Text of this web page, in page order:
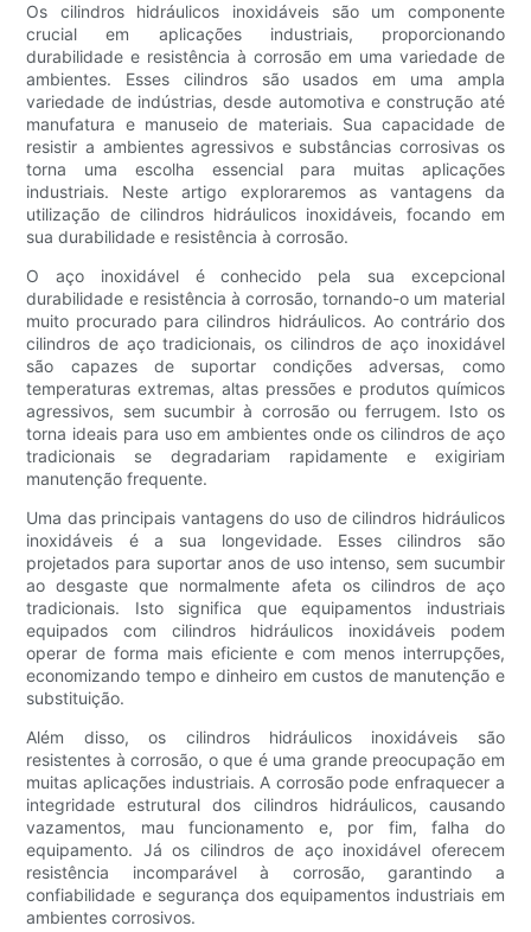
Os cilindros hidráulicos inoxidáveis ​​são um componente
crucial em aplicações industriais, proporcionando
durabilidade e resistência à corrosão em uma variedade de
ambientes. Esses cilindros são usados ​​em uma ampla
variedade de indústrias, desde automotiva e construção até
manufatura e manuseio de materiais. Sua capacidade de
resistir a ambientes agressivos e substâncias corrosivas os
torna uma escolha essencial para muitas aplicações
industriais. Neste artigo exploraremos as vantagens da
utilização de cilindros hidráulicos inoxidáveis, focando em
sua durabilidade e resistência à corrosão.
O aço inoxidável é conhecido pela sua excepcional
durabilidade e resistência à corrosão, tornando-o um material
muito procurado para cilindros hidráulicos. Ao contrário dos
cilindros de aço tradicionais, os cilindros de aço inoxidável
são capazes de suportar condições adversas, como
temperaturas extremas, altas pressões e produtos químicos
agressivos, sem sucumbir à corrosão ou ferrugem. Isto os
torna ideais para uso em ambientes onde os cilindros de aço
tradicionais se degradariam rapidamente e exigiriam
manutenção frequente.
Uma das principais vantagens do uso de cilindros hidráulicos
inoxidáveis ​​é a sua longevidade. Esses cilindros são
projetados para suportar anos de uso intenso, sem sucumbir
ao desgaste que normalmente afeta os cilindros de aço
tradicionais. Isto significa que equipamentos industriais
equipados com cilindros hidráulicos inoxidáveis ​​podem
operar de forma mais eficiente e com menos interrupções,
economizando tempo e dinheiro em custos de manutenção e
substituição.
Além disso, os cilindros hidráulicos inoxidáveis ​​são
resistentes à corrosão, o que é uma grande preocupação em
muitas aplicações industriais. A corrosão pode enfraquecer a
integridade estrutural dos cilindros hidráulicos, causando
vazamentos, mau funcionamento e, por fim, falha do
equipamento. Já os cilindros de aço inoxidável oferecem
resistência incomparável à corrosão, garantindo a
confiabilidade e segurança dos equipamentos industriais em
ambientes corrosivos.